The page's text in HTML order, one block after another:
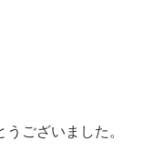
ございました。